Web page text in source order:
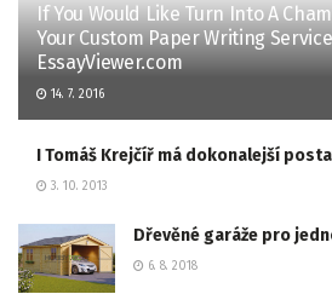
If You Would Like Turn Into A
Your Custom Paper Writing
EssayViewer.com
14. 7. 2016
I Tomáš Krejčíř má dokonalejší
3. 10. 2013
Dřevěné garáže pro
6. 8. 2018